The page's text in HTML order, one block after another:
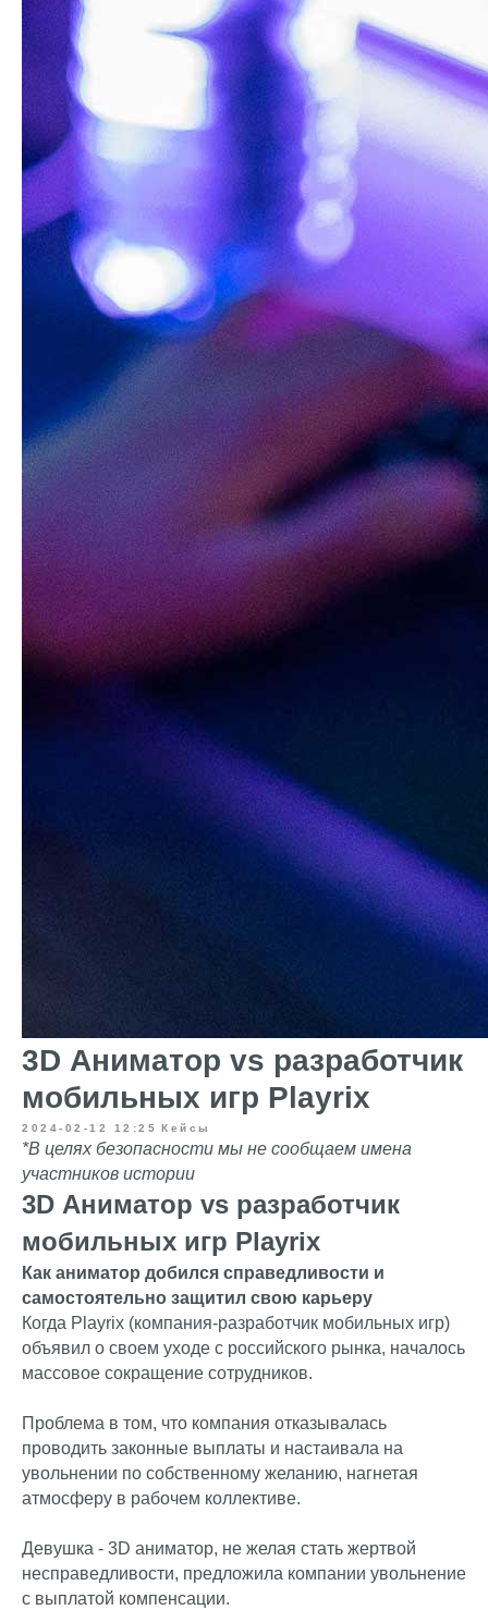
3D Аниматор vs разработчик
мобильных игр Playrix
2024-02-12 12:25 Кейсы
*В целях безопасности мы не сообщаем имена
участников истории
3D Аниматор vs разработчик
мобильных игр Playrix
Как аниматор добился справедливости и
самостоятельно защитил свою карьеру
Когда Playrix (компания-разработчик мобильных игр)
объявил о своем уходе с российского рынка, началось
массовое сокращение сотрудников.
Проблема в том, что компания отказывалась
проводить законные выплаты и настаивала на
увольнении по собственному желанию, нагнетая
атмосферу в рабочем коллективе.
Девушка - 3D аниматор, не желая стать жертвой
несправедливости, предложила компании увольнение
с выплатой компенсации.